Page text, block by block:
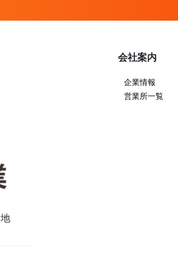
会社案内
企業情報
営業所一覧